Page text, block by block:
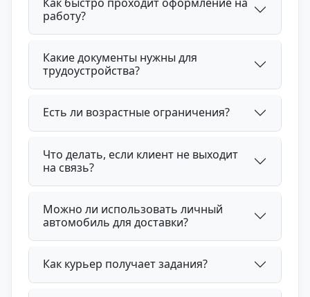
работу?
Какие документы нужны для
трудоустройства?
Есть ли возрастные ограничения?
Что делать, если клиент не выходит
на связь?
Можно ли использовать личный
автомобиль для доставки?
Как курьер получает задания?